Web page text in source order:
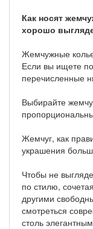
Как носят
хорошо
Жемчужные
Если вы ищете
перечисленные
Выбирайте
Жемчуг, как
украшения
Чтобы не
по стилю,
другими
смотреться
столь